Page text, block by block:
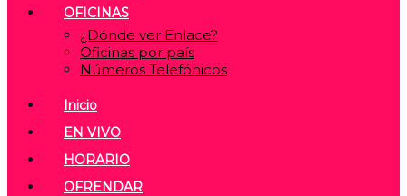
OFICINAS
¿Dónde ver Enlace?
Oficinas por país
Números Telefónicos
Inicio
EN VIVO
HORARIO
OFRENDAR